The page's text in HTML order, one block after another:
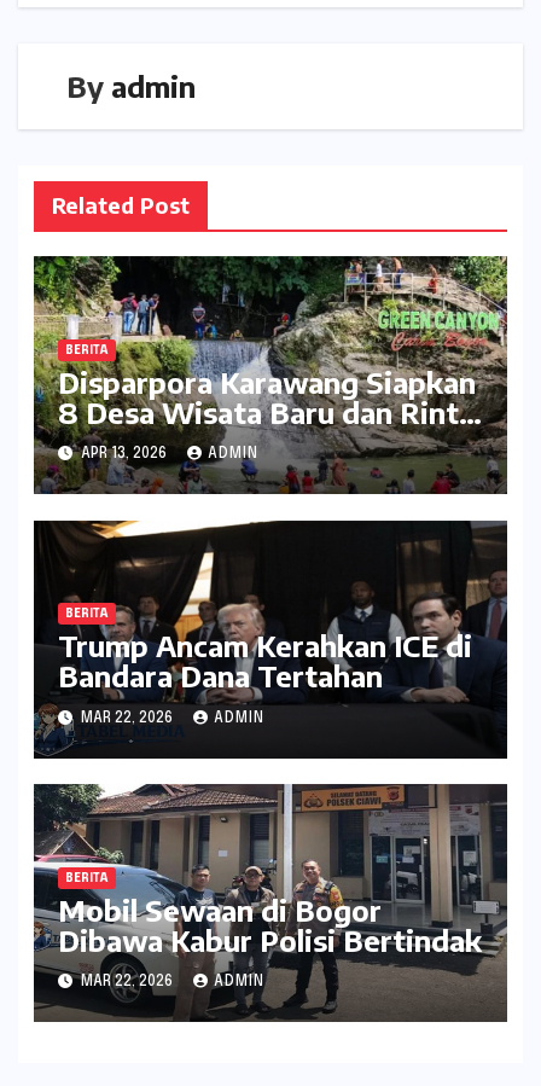
By admin
Related Post
BERITA
Disparpora Karawang Siapkan
8 Desa Wisata Baru dan Rintis
Travel Pattern Pariwisata
APR 13, 2026 ADMIN
BERITA
Trump Ancam Kerahkan ICE di
Bandara Dana Tertahan
MAR 22, 2026 ADMIN
BERITA
Mobil Sewaan di Bogor
Dibawa Kabur Polisi Bertindak
MAR 22, 2026 ADMIN